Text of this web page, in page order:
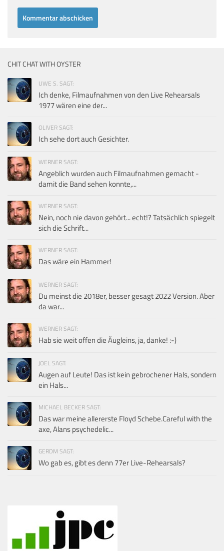
CHIT CHAT WITH OYSTER
UWE S. SAGT:
Ich denke, Filmaufnahmen von den Live Rehearsals
1977 wären eine der...
OLIVER SAGT:
Ich sehe dort auch Gesichter.
WERNER SAGT:
Angeblich wurden auch Filmaufnahmen gemacht -
damit die Band sehen konnte,...
WERNER SAGT:
Nein, noch nie davon gehört... echt!? Tatsächlich spiegelt
sich die Schrift...
WERNER SAGT:
Das wäre ein Hammer!
WERNER SAGT:
Du meinst die 2018er, besser gesagt 2022 Version. Aber
da war...
WERNER SAGT:
Hab sie weit offen die Äugleins, ja, danke! :-)
JOEL SAGT:
Augen auf Leute! Das ist kein gebrochener Hals, sondern
ein Hals...
MICHAEL BECKER SAGT:
Das war meine allererste Floyd Schebe.Careful with the
axe, Alans psychedelic...
GERDM SAGT:
Wo gab es, gibt es denn 77er Live-Rehearsals?